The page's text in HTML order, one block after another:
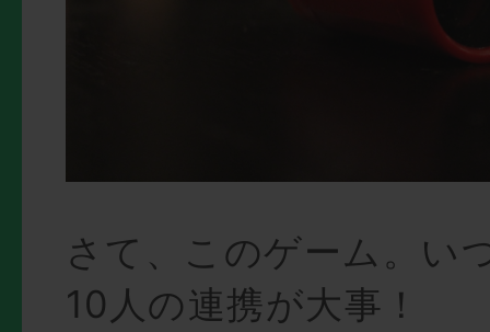
さて、このゲーム。い
10人の連携が大事！